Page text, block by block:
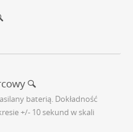
baterią. Dokładność
+/- 10 sekund w skali